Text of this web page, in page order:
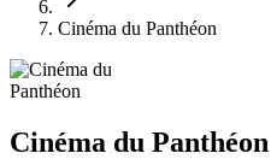
Cinéma du Panthéon
Cinéma du Panthéon